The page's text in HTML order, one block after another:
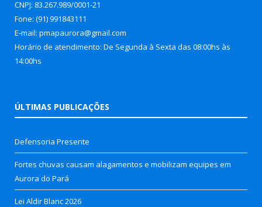
CNPJ: 83.267.989/0001-21
Fone: (91) 991843111
E-mail: pmapaurora@gmail.com
Horário de atendimento: De Segunda à Sexta das 08:00hs às
14:00hs
ÚLTIMAS PUBLICAÇÕES
Defensoria Presente
Fortes chuvas causam alagamentos e mobilizam equipes em
Aurora do Pará
Lei Aldir Blanc 2026